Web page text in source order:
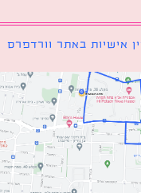
באתר וורדפרס